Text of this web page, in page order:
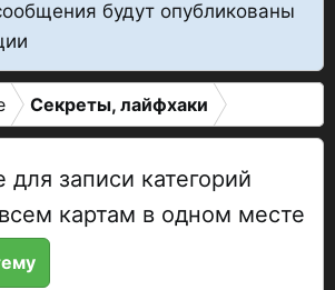
будут опубликованы
Секреты, лайфхаки
записи категорий
картам в одном месте